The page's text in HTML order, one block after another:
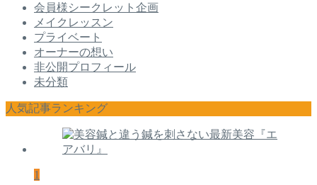
会員様シークレット企画
メイクレッスン
プライベート
オーナーの想い
非公開プロフィール
未分類
人気記事ランキング
1